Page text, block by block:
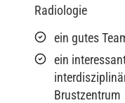
Radiologie
ein gutes
ein
Brustzentrum